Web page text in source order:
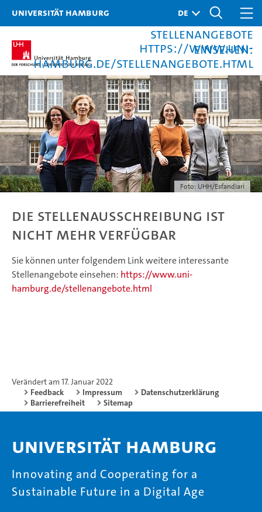
Universität Hamburg
interessante
Stellenangebote
einsehen:
https://www.uni-
hamburg.de/stellenangebote.html
Foto: UHH/Esfandiari
Die Stellenausschreibung ist
nicht mehr verfügbar
Sie können unter folgendem Link weitere interessante
Stellenangebote einsehen: https://www.uni-
hamburg.de/stellenangebote.html
Verändert am 17. Januar 2022
Feedback
Impressum
Datenschutzerklärung
Barrierefreiheit
Sitemap
Universität Hamburg
Innovating and Cooperating for a
Sustainable Future in a Digital Age